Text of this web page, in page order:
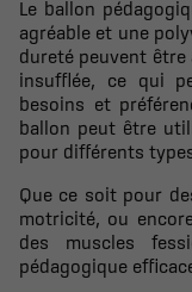
Le ballon
agréable et une
dureté peuvent
insufflée, ce qui
besoins et
ballon peut être
pour différents
Que ce soit pour
motricité, ou
des muscles
pédagogique